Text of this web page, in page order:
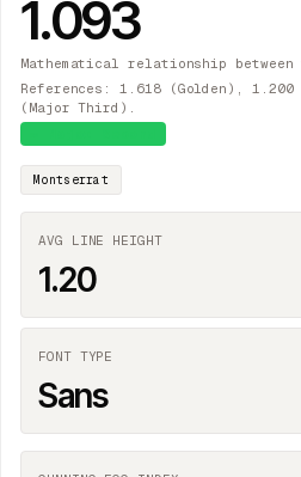
1.093
Mathematical relationship
References: 1.618 (Golden),
(Major Third).
Montserrat
AVG LINE HEIGHT
1.20
FONT TYPE
Sans